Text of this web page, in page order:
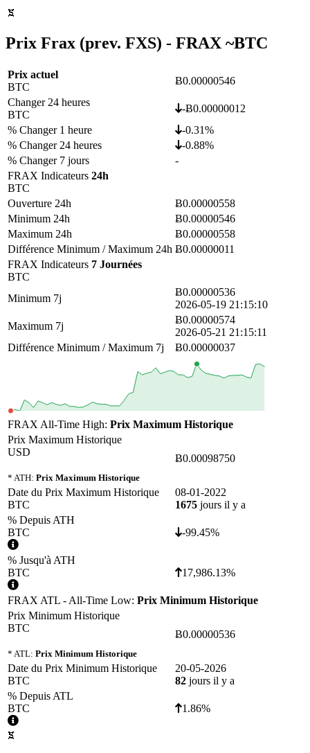
Prix Frax (prev. FXS) - FRAX ~BTC
Prix actuel
BTC
Ƀ0.00000546
Changer 24 heures
BTC
-Ƀ0.00000012
% Changer 1 heure
-0.31%
% Changer 24 heures
-0.88%
% Changer 7 jours
-
FRAX Indicateurs 24h
BTC
Ouverture 24h
Ƀ0.00000558
Minimum 24h
Ƀ0.00000546
Maximum 24h
Ƀ0.00000558
Différence Minimum / Maximum 24h Ƀ0.00000011
FRAX Indicateurs 7 Journées
BTC
Minimum 7j
Ƀ0.00000536
2026-05-19 21:15:10
Maximum 7j
Ƀ0.00000574
2026-05-21 21:15:11
Différence Minimum / Maximum 7j
Ƀ0.00000037
FRAX All-Time High: Prix Maximum Historique
Prix Maximum Historique
USD
* ATH: Prix Maximum Historique
Ƀ0.00098750
Date du Prix Maximum Historique
BTC
08-01-2022
1675 jours il y a
% Depuis ATH
BTC
-99.45%
% Jusqu'à ATH
BTC
17,986.13%
FRAX ATL - All-Time Low: Prix Minimum Historique
Prix Minimum Historique
BTC
* ATL: Prix Minimum Historique
Ƀ0.00000536
Date du Prix Minimum Historique
BTC
20-05-2026
82 jours il y a
% Depuis ATL
BTC
1.86%